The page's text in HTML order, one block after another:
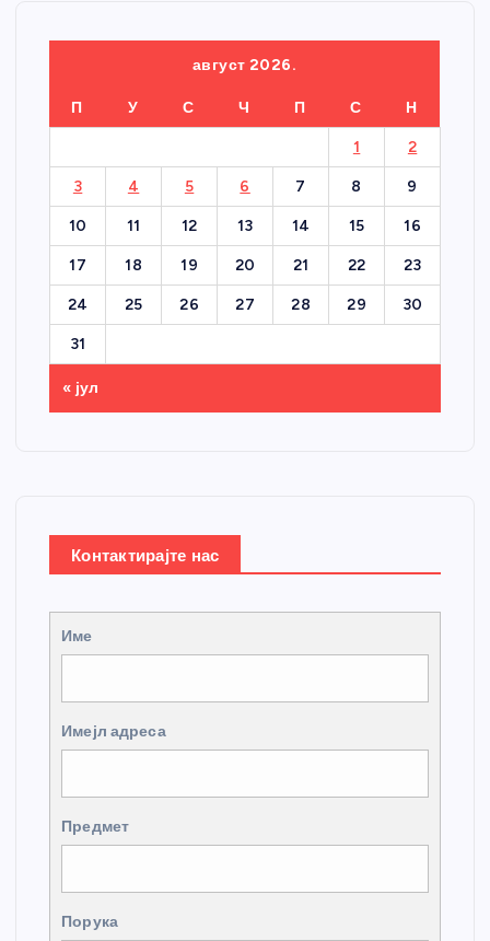
август 2026.
П У С Ч П С Н
1 2
3 4 5 6 7 8 9
10 11 12 13 14 15 16
17 18 19 20 21 22 23
24 25 26 27 28 29 30
31
« јул
Контактирајте нас
Име
Имејл адреса
Предмет
Порука